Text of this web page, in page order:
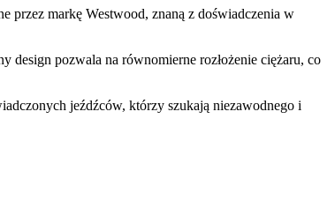
przez markę Westwood, znaną z doświadczenia w
design pozwala na równomierne rozłożenie ciężaru, co
jeźdźców, którzy szukają niezawodnego i